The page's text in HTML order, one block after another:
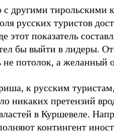
другими тирольскими
русских туристов
этот показатель
бы выйти в лидеры.
не потолок, а желанный
к русским
никаких претензий
в Куршевеле.
контингент